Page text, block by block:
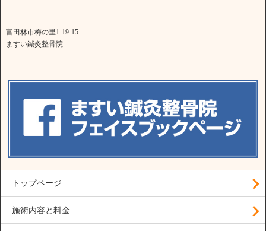
富田林市梅の里1-19-15
ますい鍼灸整骨院
トップページ
施術内容と料金